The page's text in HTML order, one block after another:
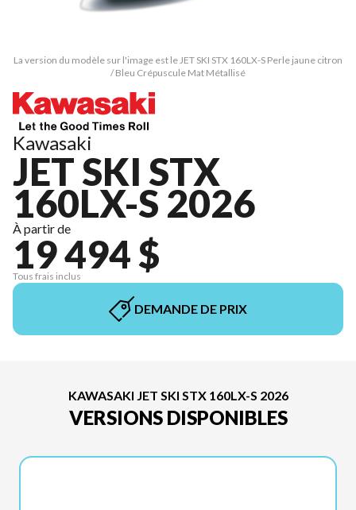
La version du modèle sur l'image est le JET SKI STX 160LX-S Perle jaune citron
/ Bleu Crépuscule Mat Métallisé
Kawasaki
JET SKI STX
160LX-S 2026
À partir de
19 494 $
Tous frais inclus
DEMANDE DE PRIX
KAWASAKI JET SKI STX 160LX-S 2026
VERSIONS DISPONIBLES